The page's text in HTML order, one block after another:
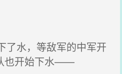
水，等敌军的中军开
也开始下水——